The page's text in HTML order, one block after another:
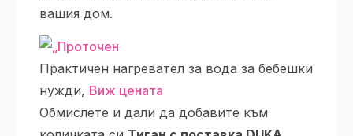
вашия дом.
Практичен нагревател за вода за бебешки
нужди, Виж цената
Обмислете и дали да добавите към